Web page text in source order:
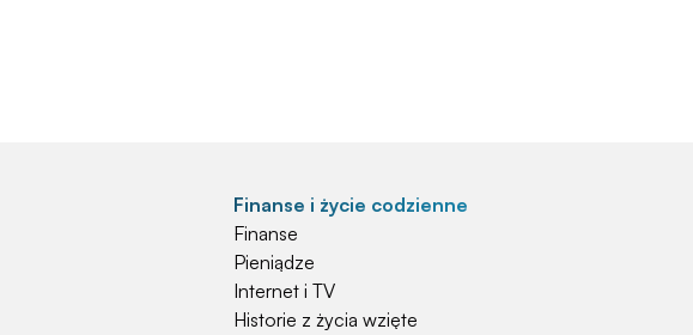
Finanse i życie codzienne
Finanse
Pieniądze
Internet i TV
Historie z życia wzięte